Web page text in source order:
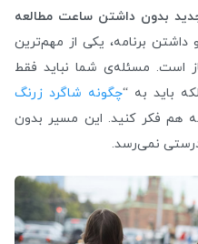
بدون داشتن ساعت مطالعه
برنامه، یکی از مهم‌ترین
است. مسئله‌ی شما نباید فقط
باید به “چگونه شاگرد زرنگ
هم فکر کنید. این مسیر بدون
نمی‌رسد.